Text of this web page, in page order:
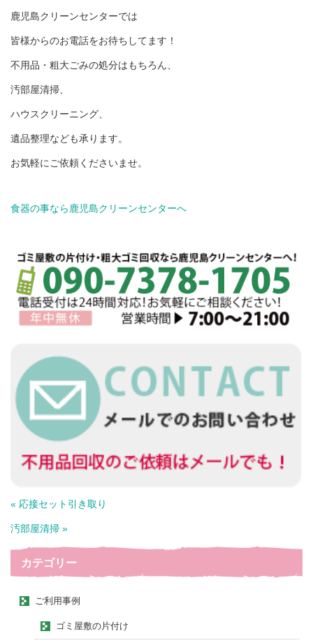
鹿児島クリーンセンターでは
皆様からのお電話をお待ちしてます！
不用品・粗大ごみの処分はもちろん、
汚部屋清掃、
ハウスクリーニング、
遺品整理なども承ります。
お気軽にご依頼くださいませ。
食器の事なら鹿児島クリーンセンターへ
« 応接セット引き取り
汚部屋清掃 »
カテゴリー
ご利用事例
ゴミ屋敷の片付け